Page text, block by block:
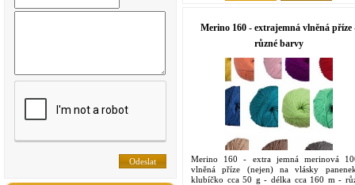
Merino 160 - extrajemná vlněná příze
různé barvy
Merino 160 - extra jemná merinová
vlněná příze (nejen) na vlásky
klubíčko cca 50 g - délka cca 160 m -